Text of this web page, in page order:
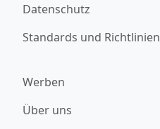
Datenschutz
Standards und Richtlinien
Werben
Über uns